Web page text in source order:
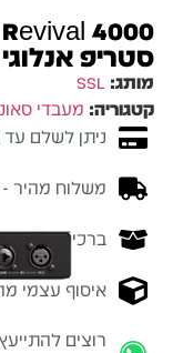
סטריפ אנלוגי
מותג: SSL
קטגוריה: מעבדי
ניתן לשלם עד 10 תשלומים ללא ריבית
משלוח מהיר - זמן
ברכישה מעל 700 ש״ח -
איסוף עצמי
רוצים